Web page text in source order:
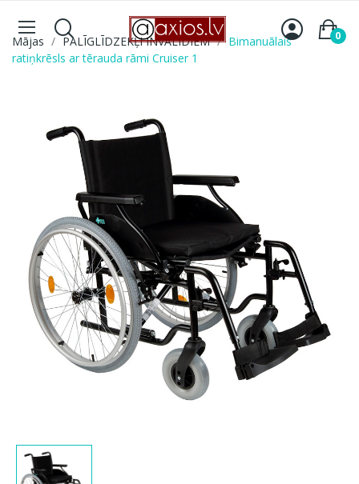
0
Mājas PALĪGLĪDZEKĻI INVALĪDIEM
Bimanuālais
ratiņkrēsls ar tērauda rāmi Cruiser 1